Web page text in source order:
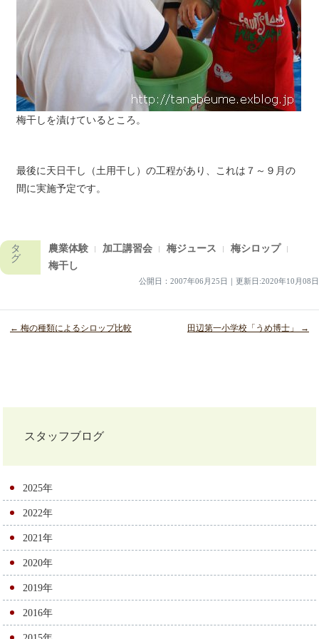
梅干しを漬けているところ。
最後に天日干し（土用干し）の工程があり、これは７～９月の
間に実施予定です。
タ
グ
農業体験 加工講習会 梅ジュース
梅シロップ
梅干し
公開日： 2007年06月25日 更新日:2020年10月08日
ナ
ビ
ゲ
ー
シ
ョ
ン
← 梅の種類によるシロップ比較 田辺第一小学校「うめ博士」 →
スタッフブログ
2025年
2022年
2021年
2020年
2019年
2016年